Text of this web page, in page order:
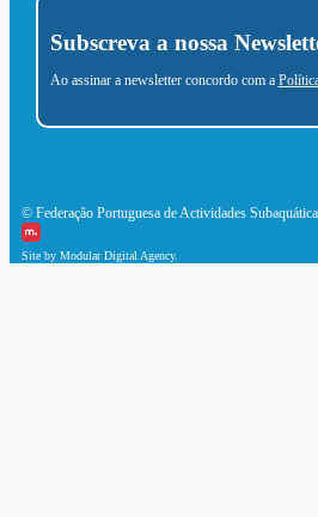
Subscreva a nossa
Ao assinar a newsletter concordo com a
© Federação Portuguesa de Actividades
Site by Modular Digital Agency.